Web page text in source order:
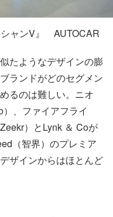
シャンV』 AUTOCAR
たようなデザインの膨
ランドがどのセグメン
るのは難しい。ニオ
）、ファイアフライ
）とLynk ＆ Coが
（智界）のプレミア
ザインからはほとんど